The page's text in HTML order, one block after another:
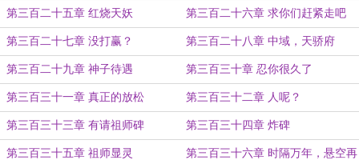
第三百二十五章 红烧天妖 第三百二十六章 求你们赶紧走吧
第三百二十七章 没打赢？ 第三百二十八章 中域，天骄府
第三百二十九章 神子待遇 第三百三十章 忍你很久了
第三百三十一章 真正的放松 第三百三十二章 人呢？
第三百三十三章 有请祖师碑 第三百三十四章 炸碑
第三百三十五章 祖师显灵 第三百三十六章 时隔万年，悬空再